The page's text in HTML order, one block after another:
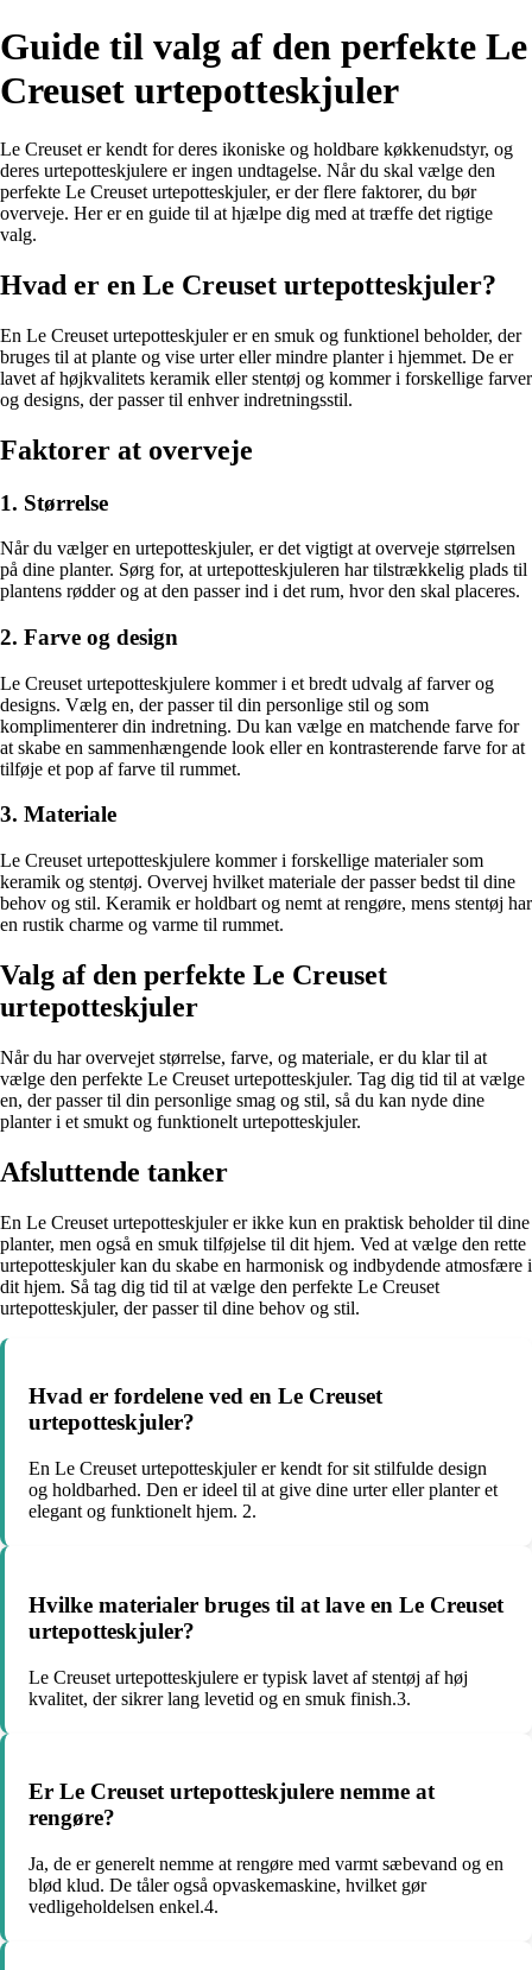
Guide til valg af den perfekte Le
Creuset urtepotteskjuler
Le Creuset er kendt for deres ikoniske og holdbare køkkenudstyr, og
deres urtepotteskjulere er ingen undtagelse. Når du skal vælge den
perfekte Le Creuset urtepotteskjuler, er der flere faktorer, du bør
overveje. Her er en guide til at hjælpe dig med at træffe det rigtige
valg.
Hvad er en Le Creuset urtepotteskjuler?
En Le Creuset urtepotteskjuler er en smuk og funktionel beholder, der
bruges til at plante og vise urter eller mindre planter i hjemmet. De er
lavet af højkvalitets keramik eller stentøj og kommer i forskellige farver
og designs, der passer til enhver indretningsstil.
Faktorer at overveje
1. Størrelse
Når du vælger en urtepotteskjuler, er det vigtigt at overveje størrelsen
på dine planter. Sørg for, at urtepotteskjuleren har tilstrækkelig plads til
plantens rødder og at den passer ind i det rum, hvor den skal placeres.
2. Farve og design
Le Creuset urtepotteskjulere kommer i et bredt udvalg af farver og
designs. Vælg en, der passer til din personlige stil og som
komplimenterer din indretning. Du kan vælge en matchende farve for
at skabe en sammenhængende look eller en kontrasterende farve for at
tilføje et pop af farve til rummet.
3. Materiale
Le Creuset urtepotteskjulere kommer i forskellige materialer som
keramik og stentøj. Overvej hvilket materiale der passer bedst til dine
behov og stil. Keramik er holdbart og nemt at rengøre, mens stentøj har
en rustik charme og varme til rummet.
Valg af den perfekte Le Creuset
urtepotteskjuler
Når du har overvejet størrelse, farve, og materiale, er du klar til at
vælge den perfekte Le Creuset urtepotteskjuler. Tag dig tid til at vælge
en, der passer til din personlige smag og stil, så du kan nyde dine
planter i et smukt og funktionelt urtepotteskjuler.
Afsluttende tanker
En Le Creuset urtepotteskjuler er ikke kun en praktisk beholder til dine
planter, men også en smuk tilføjelse til dit hjem. Ved at vælge den rette
urtepotteskjuler kan du skabe en harmonisk og indbydende atmosfære i
dit hjem. Så tag dig tid til at vælge den perfekte Le Creuset
urtepotteskjuler, der passer til dine behov og stil.
Hvad er fordelene ved en Le Creuset
urtepotteskjuler?
En Le Creuset urtepotteskjuler er kendt for sit stilfulde design
og holdbarhed. Den er ideel til at give dine urter eller planter et
elegant og funktionelt hjem. 2.
Hvilke materialer bruges til at lave en Le Creuset
urtepotteskjuler?
Le Creuset urtepotteskjulere er typisk lavet af stentøj af høj
kvalitet, der sikrer lang levetid og en smuk finish.3.
Er Le Creuset urtepotteskjulere nemme at
rengøre?
Ja, de er generelt nemme at rengøre med varmt sæbevand og en
blød klud. De tåler også opvaskemaskine, hvilket gør
vedligeholdelsen enkel.4.